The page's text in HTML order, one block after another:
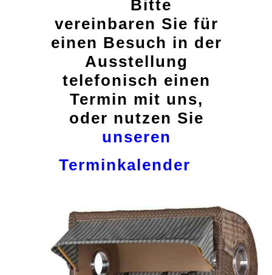
Bitte
vereinbaren Sie für
einen Besuch in der
Ausstellung
telefonisch einen
Termin mit uns,
oder nutzen Sie
unseren
Terminkalender